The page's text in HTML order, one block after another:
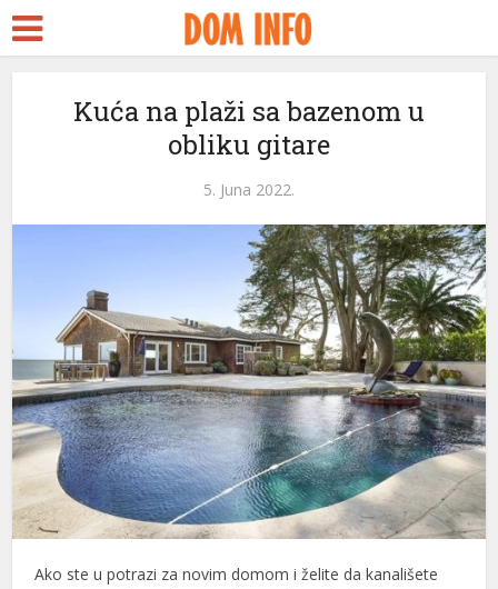
Kuća na plaži sa bazenom u
obliku gitare
5. Juna 2022.
Ako ste u potrazi za novim domom i želite da kanališete